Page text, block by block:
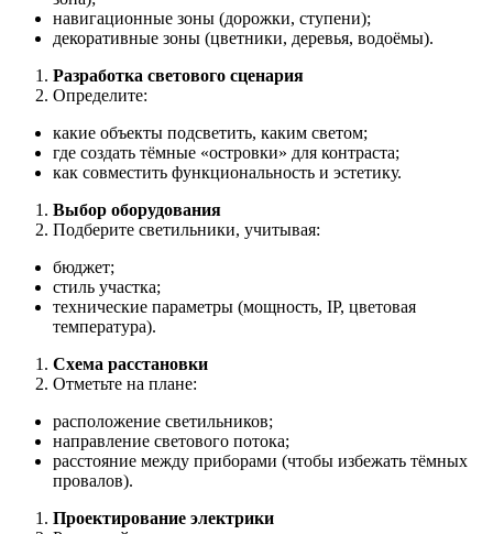
навигационные зоны (дорожки, ступени);
декоративные зоны (цветники, деревья, водоёмы).
Разработка светового сценария
Определите:
какие объекты подсветить, каким светом;
где создать тёмные «островки» для контраста;
как совместить функциональность и эстетику.
Выбор оборудования
Подберите светильники, учитывая:
бюджет;
стиль участка;
технические параметры (мощность, IP, цветовая
температура).
Схема расстановки
Отметьте на плане:
расположение светильников;
направление светового потока;
расстояние между приборами (чтобы избежать тёмных
провалов).
Проектирование электрики